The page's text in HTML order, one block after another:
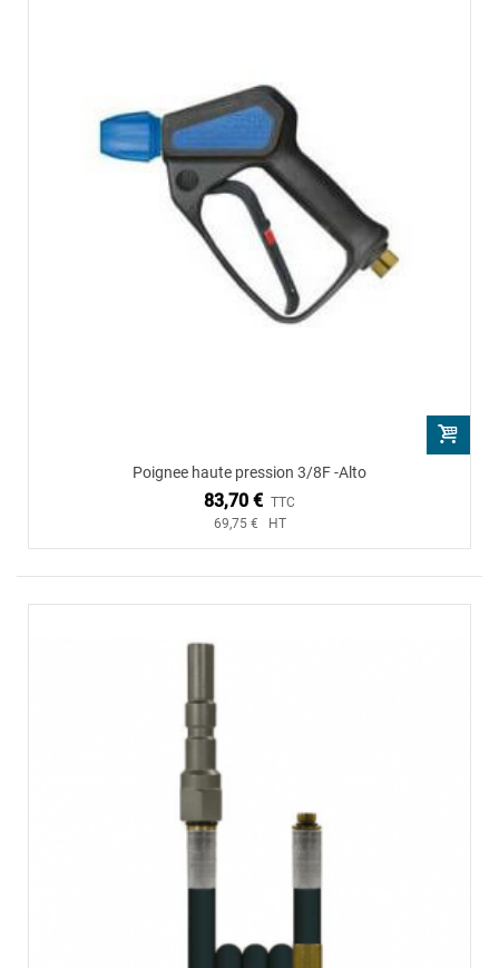
Poignee haute pression 3/8F -Alto
83,70 € TTC
69,75 € HT